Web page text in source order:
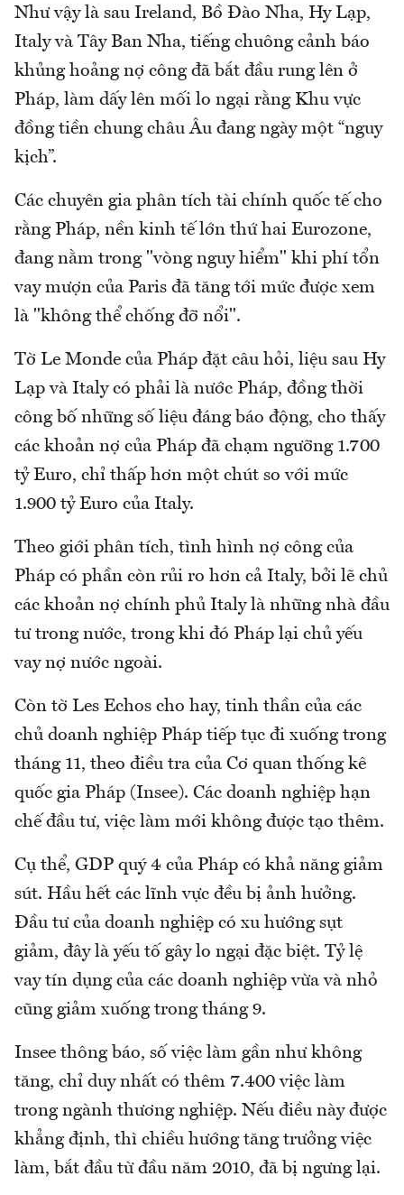
Như vậy là sau Ireland, Bồ Đào Nha, Hy Lạp,
Italy và Tây Ban Nha, tiếng chuông cảnh báo
khủng hoảng nợ công đã bắt đầu rung lên ở
Pháp, làm dấy lên mối lo ngại rằng Khu vực
đồng tiền chung châu Âu đang ngày một “nguy
kịch”.
Các chuyên gia phân tích tài chính quốc tế cho
rằng Pháp, nền kinh tế lớn thứ hai Eurozone,
đang nằm trong "vòng nguy hiểm" khi phí tổn
vay mượn của Paris đã tăng tới mức được xem
là "không thể chống đỡ nổi".
Tờ Le Monde của Pháp đặt câu hỏi, liệu sau Hy
Lạp và Italy có phải là nước Pháp, đồng thời
công bố những số liệu đáng báo động, cho thấy
các khoản nợ của Pháp đã chạm ngưỡng 1.700
tỷ Euro, chỉ thấp hơn một chút so với mức
1.900 tỷ Euro của Italy.
Theo giới phân tích, tình hình nợ công của
Pháp có phần còn rủi ro hơn cả Italy, bởi lẽ chủ
các khoản nợ chính phủ Italy là những nhà đầu
tư trong nước, trong khi đó Pháp lại chủ yếu
vay nợ nước ngoài.
Còn tờ Les Echos cho hay, tinh thần của các
chủ doanh nghiệp Pháp tiếp tục đi xuống trong
tháng 11, theo điều tra của Cơ quan thống kê
quốc gia Pháp (Insee). Các doanh nghiệp hạn
chế đầu tư, việc làm mới không được tạo thêm.
Cụ thể, GDP quý 4 của Pháp có khả năng giảm
sút. Hầu hết các lĩnh vực đều bị ảnh hưởng.
Đầu tư của doanh nghiệp có xu hướng sụt
giảm, đây là yếu tố gây lo ngại đặc biệt. Tỷ lệ
vay tín dụng của các doanh nghiệp vừa và nhỏ
cũng giảm xuống trong tháng 9.
Insee thông báo, số việc làm gần như không
tăng, chỉ duy nhất có thêm 7.400 việc làm
trong ngành thương nghiệp. Nếu điều này được
khẳng định, thì chiều hướng tăng trưởng việc
làm, bắt đầu từ đầu năm 2010, đã bị ngưng lại.